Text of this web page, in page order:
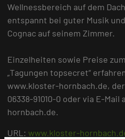
Wellnessbereich auf dem
entspannt bei guter Musik
Cognac auf seinem Zimmer.
Einzelheiten sowie Preise
„Tagungen topsecret“
www.kloster-hornbach.de,
06338-91010-0 oder via E-
hornbach.de.
URL: www.kloster-